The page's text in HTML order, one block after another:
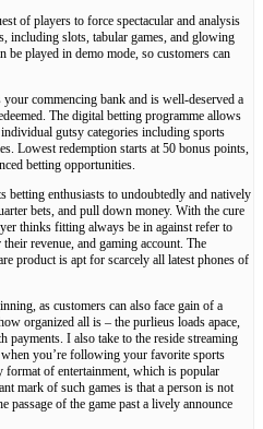
of players to force spectacular and analysis
including slots, tabular games, and glowing
be played in demo mode, so customers can
commencing bank and is well-deserved a
The digital betting programme allows
gutsy categories including sports
Lowest redemption starts at 50 bonus points,
betting opportunities.
betting enthusiasts to undoubtedly and natively
bets, and pull down money. With the cure
thinks fitting always be in against refer to
revenue, and gaming account. The
product is apt for scarcely all latest phones of
as customers can also face gain of a
organized all is – the purlieus loads apace,
payments. I also take to the reside streaming
you’re following your favorite sports
format of entertainment, which is popular
mark of such games is that a person is not
passage of the game past a lively announce